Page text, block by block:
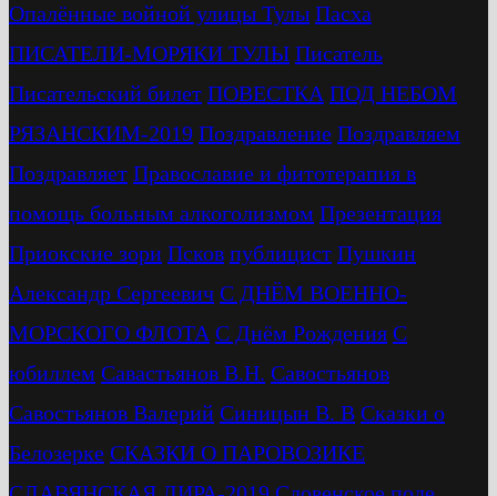
Опалённые войной улицы Тулы Пасха
ПИСАТЕЛИ-МОРЯКИ ТУЛЫ Писатель
Писательский билет ПОВЕСТКА ПОД НЕБОМ
РЯЗАНСКИМ-2019 Поздравление Поздравляем
Поздравляет Православие и фитотерапия в
помощь больным алкоголизмом Презентация
Приокские зори Псков публицист Пушкин
Александр Сергеевич С ДНЁМ ВОЕННО-
МОРСКОГО ФЛОТА С Днём Рождения С
юбиллем Савастьянов В.Н. Савостьянов
Савостьянов Валерий Синицын В. В Сказки о
Белозерке СКАЗКИ О ПАРОВОЗИКЕ